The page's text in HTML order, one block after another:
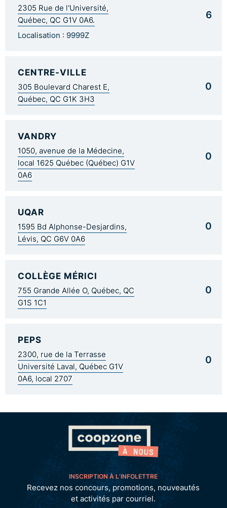
2305 Rue de l'Université,
Québec, QC G1V 0A6.
Localisation : 9999Z
6
CENTRE-VILLE
305 Boulevard Charest E,
Québec, QC G1K 3H3
0
VANDRY
1050, avenue de la Médecine,
local 1625 Québec (Québec) G1V
0A6
0
UQAR
1595 Bd Alphonse-Desjardins,
Lévis, QC G6V 0A6
0
COLLÈGE MÉRICI
755 Grande Allée O, Québec, QC
G1S 1C1
0
PEPS
2300, rue de la Terrasse
Université Laval, Québec G1V
0A6, local 2707
0
INSCRIPTION À L’INFOLETTRE
Recevez nos concours, promotions, nouveautés
et activités par courriel.